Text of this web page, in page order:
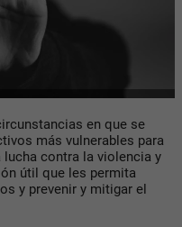
en que se
más vulnerables para
contra la violencia y
útil que les permita
y prevenir y mitigar el